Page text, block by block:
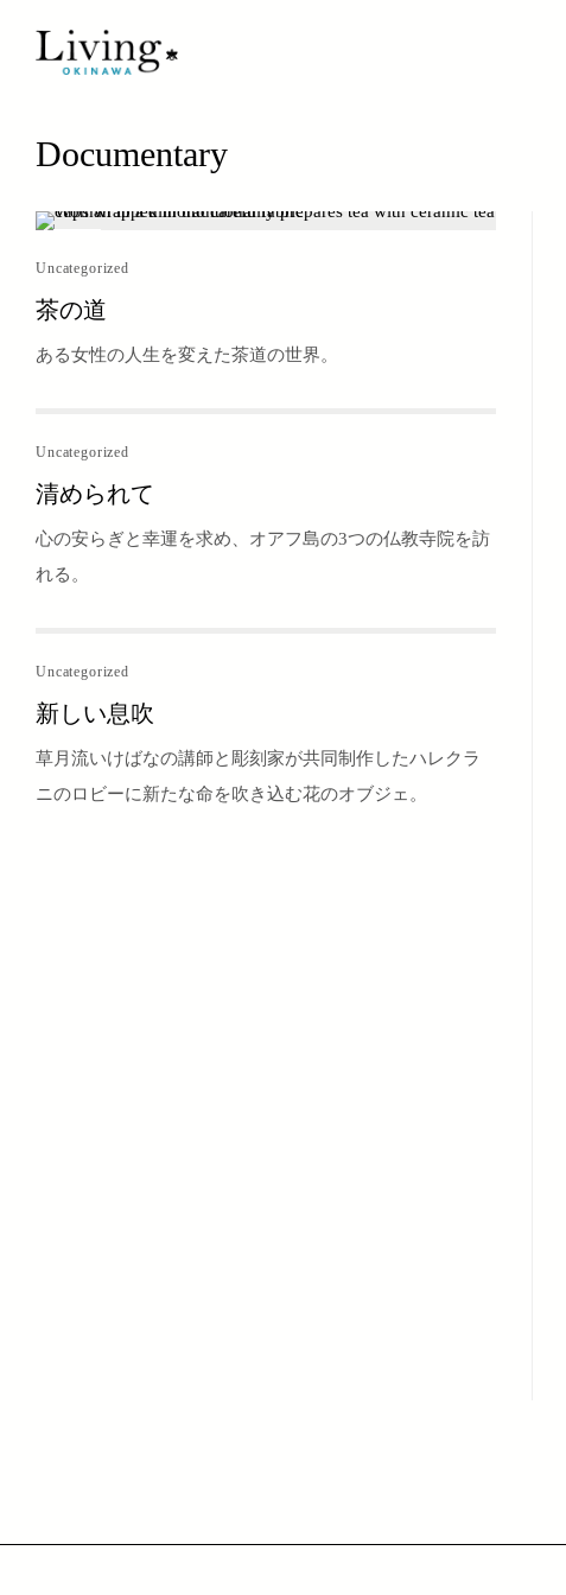
Documentary
Uncategorized
茶の道
ある女性の人生を変えた茶道の世界。
Uncategorized
清められて
心の安らぎと幸運を求め、オアフ島の3つの仏教寺院を訪
れる。
Uncategorized
新しい息吹
草月流いけばなの講師と彫刻家が共同制作したハレクラ
ニのロビーに新たな命を吹き込む花のオブジェ。